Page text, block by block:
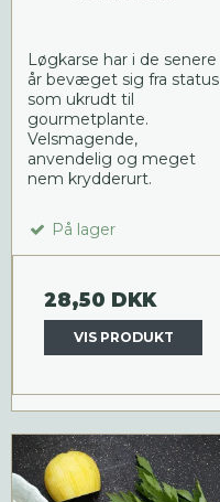
Løgkarse har i de senere
år bevæget sig fra status
som ukrudt til
gourmetplante.
Velsmagende,
anvendelig og meget
nem krydderurt.
På lager
28,50 DKK
VIS PRODUKT